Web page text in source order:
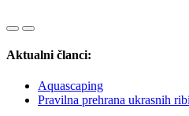
Aktualni članci:
Aquascaping
Pravilna prehrana ukrasnih